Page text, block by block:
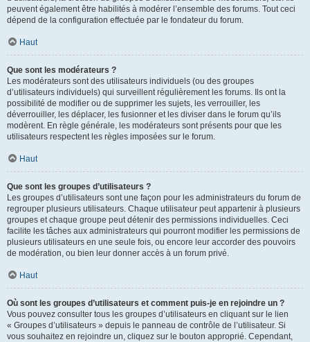
peuvent également être habilités à modérer l’ensemble des forums. Tout ceci
dépend de la configuration effectuée par le fondateur du forum.
Haut
Que sont les modérateurs ?
Les modérateurs sont des utilisateurs individuels (ou des groupes
d’utilisateurs individuels) qui surveillent régulièrement les forums. Ils ont la
possibilité de modifier ou de supprimer les sujets, les verrouiller, les
déverrouiller, les déplacer, les fusionner et les diviser dans le forum qu’ils
modèrent. En règle générale, les modérateurs sont présents pour que les
utilisateurs respectent les règles imposées sur le forum.
Haut
Que sont les groupes d’utilisateurs ?
Les groupes d’utilisateurs sont une façon pour les administrateurs du forum de
regrouper plusieurs utilisateurs. Chaque utilisateur peut appartenir à plusieurs
groupes et chaque groupe peut détenir des permissions individuelles. Ceci
facilite les tâches aux administrateurs qui pourront modifier les permissions de
plusieurs utilisateurs en une seule fois, ou encore leur accorder des pouvoirs
de modération, ou bien leur donner accès à un forum privé.
Haut
Où sont les groupes d’utilisateurs et comment puis-je en rejoindre un ?
Vous pouvez consulter tous les groupes d’utilisateurs en cliquant sur le lien
« Groupes d’utilisateurs » depuis le panneau de contrôle de l’utilisateur. Si
vous souhaitez en rejoindre un, cliquez sur le bouton approprié. Cependant,